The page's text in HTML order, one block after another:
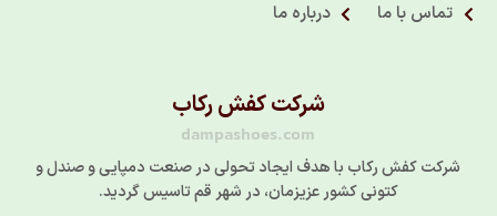
تماس با ما
درباره ما
شرکت کفش رکاب
dampashoes.com
شرکت کفش رکاب با هدف ایجاد تحولی در صنعت دمپایی و صندل و
کتونی کشور عزیزمان، در شهر قم تاسیس گردید.